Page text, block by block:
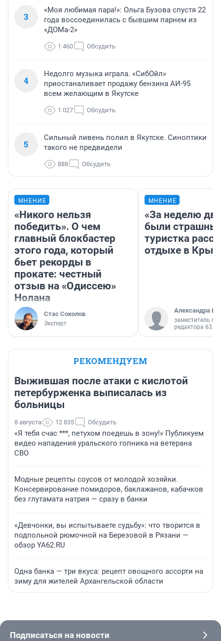
3
«Моя любимая пара!»: Ольга Бузова спустя 22
года воссоединилась с бывшим парнем из
«ДОМа-2»
1 460 Обсудить
4
Недолго музыка играла. «СибОйл»
приостаналивает продажу бензина АИ-95
всем желающим в Якутске
1 027 Обсудить
5
Сильный ливень полил в Якутске. Синоптики
такого не предвидели
888 Обсудить
МНЕНИЕ
«Никого нельзя
победить». О чем
главный блокбастер
этого года, который
бьет рекорды в
прокате: честный
отзыв на «Одиссею»
Нолана
Стас Соколов
Эксперт
МНЕНИЕ
«За неделю
были
туристка
отдыхе в
Александра
заместитель
редактора 63.RU
РЕКОМЕНДУЕМ
Выжившая после атаки с кислотой
петербурженка выписалась из
больницы
8 августа 12 835 Обсудить
«Я тебя счас ***, петухом поедешь в зону!» Публикуем
видео нападения уральского гопника на ветерана
СВО
Модные рецепты соусов от молодой хозяйки.
Консервирование помидоров, баклажанов, кабачков
без глутамата натрия — сразу в банки
«Девчонки, вы испытываете судьбу»: что творится в
подпольной рюмочной на Березовой в Рязани —
обзор YA62.RU
Одна банка — три вкуса: рецепт овощного ассорти на
зиму для жителей Архангельской области
Подписаться на новости